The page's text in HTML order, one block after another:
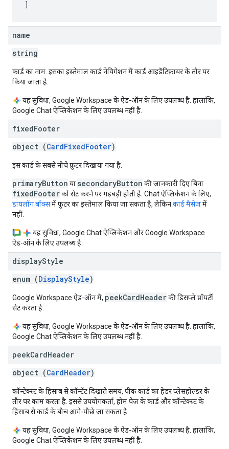
name
string
कार्ड का नाम. इसका इस्तेमाल कार्ड नेविगेशन में कार्ड आइडेंटिफ़ायर के तौर पर
किया जाता है.
यह सुविधा, Google Workspace के ऐड-ऑन के लिए उपलब्ध है. हालांकि,
Google Chat ऐप्लिकेशन के लिए उपलब्ध नहीं है.
fixedFooter
object (CardFixedFooter)
इस कार्ड के सबसे नीचे फ़ुटर दिखाया गया है.
primaryButton या secondaryButton की जानकारी दिए बिना
fixedFooterको सेट करने पर गड़बड़ी होती है. Chat ऐप्लिकेशन के लिए,
डायलॉग बॉक्समें फ़ुटर का इस्तेमाल किया जा सकता है, लेकिनकार्ड मैसेजमें
नहीं.
यह सुविधा, Google Chat ऐप्लिकेशन और Google Workspace
ऐड-ऑन के लिए उपलब्ध है.
displayStyle
enum (DisplayStyle)
Google Workspace ऐड-ऑन में, peekCardHeaderकी डिसप्ले प्रॉपर्टी
सेट करता है.
यह सुविधा, Google Workspace के ऐड-ऑन के लिए उपलब्ध है. हालांकि,
Google Chat ऐप्लिकेशन के लिए उपलब्ध नहीं है.
peekCardHeader
object (CardHeader)
कॉन्टेक्स्ट के हिसाब से कॉन्टेंट दिखाते समय, पीक कार्ड का हेडर प्लेसहोल्डर के
तौर पर काम करता है. इससे उपयोगकर्ता, होम पेज के कार्ड और कॉन्टेक्स्ट के
हिसाब से कार्ड के बीच आगे-पीछे जा सकता है.
यह सुविधा, Google Workspace के ऐड-ऑन के लिए उपलब्ध है. हालांकि,
Google Chat ऐप्लिकेशन के लिए उपलब्ध नहीं है.